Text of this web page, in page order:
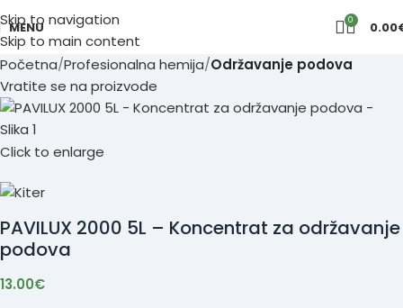
Skip to navigation
Skip to main content
MENU 0 0.00
Početna Profesionalna hemija Održavanje podova
Vratite se na proizvode
Click to enlarge
PAVILUX 2000 5L – Koncentrat za održavanje
podova
13.00€